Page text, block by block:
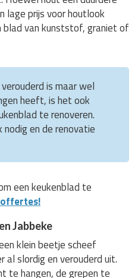
lage prijs voor houtlook
blad van kunststof, graniet of
is maar wel
heeft, is het ook
te renoveren.
nodig en de renovatie
een keukenblad te
Jabbeke
klein beetje scheef
al slordig en verouderd uit.
te hangen, de grepen te